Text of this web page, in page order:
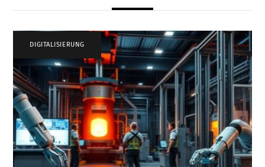
DIGITALISIERUNG